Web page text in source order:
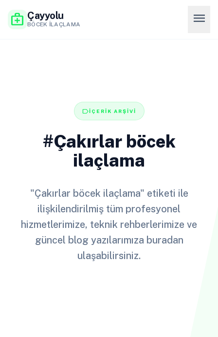
medical_services Çayyolu
BÖCEK İLAÇLAMA menu
labelİÇERİK ARŞİVİ
#Çakırlar böcek
ilaçlama
"Çakırlar böcek ilaçlama" etiketi ile
ilişkilendirilmiş tüm profesyonel
hizmetlerimize, teknik rehberlerimize ve
güncel blog yazılarımıza buradan
ulaşabilirsiniz.